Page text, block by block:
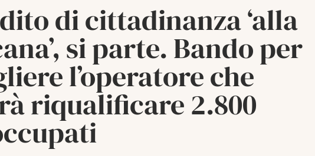
di cittadinanza ‘alla
si parte. Bando per
l’operatore che
riqualificare 2.800